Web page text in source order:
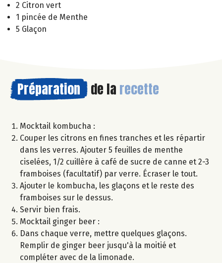
2 Citron vert
1 pincée de Menthe
5 Glaçon
Préparation de la recette
Mocktail kombucha :
Couper les citrons en fines tranches et les répartir
dans les verres. Ajouter 5 feuilles de menthe
ciselées, 1/2 cuillère à café de sucre de canne et 2-3
framboises (facultatif) par verre. Écraser le tout.
Ajouter le kombucha, les glaçons et le reste des
framboises sur le dessus.
Servir bien frais.
Mocktail ginger beer :
Dans chaque verre, mettre quelques glaçons.
Remplir de ginger beer jusqu'à la moitié et
compléter avec de la limonade.